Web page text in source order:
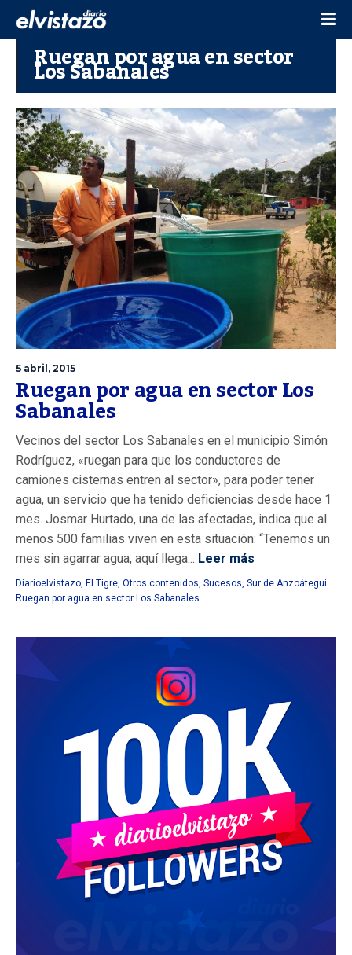
Ruegan por agua en sector
Los Sabanales
5 abril, 2015
Ruegan por agua en sector Los
Sabanales
Vecinos del sector Los Sabanales en el municipio Simón
Rodríguez, «ruegan para que los conductores de
camiones cisternas entren al sector», para poder tener
agua, un servicio que ha tenido deficiencias desde hace 1
mes. Josmar Hurtado, una de las afectadas, indica que al
menos 500 familias viven en esta situación: “Tenemos un
mes sin agarrar agua, aquí llega... Leer más
Diarioelvistazo, El Tigre, Otros contenidos, Sucesos, Sur de Anzoátegui
Ruegan por agua en sector Los Sabanales